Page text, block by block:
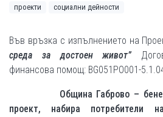
проекти социални дейности
Във връзка с изпълнението на
среда за достоен живот”
финансова помощ: BG051PO001-
Община Габрово –
проект, набира потребители